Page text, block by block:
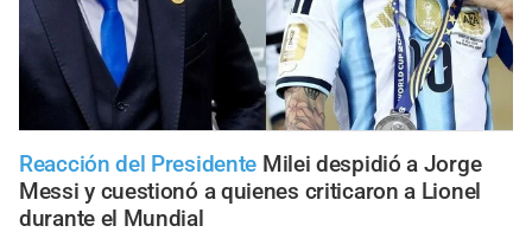
Reacción del Presidente Milei despidió a Jorge
Messi y cuestionó a quienes criticaron a Lionel
durante el Mundial